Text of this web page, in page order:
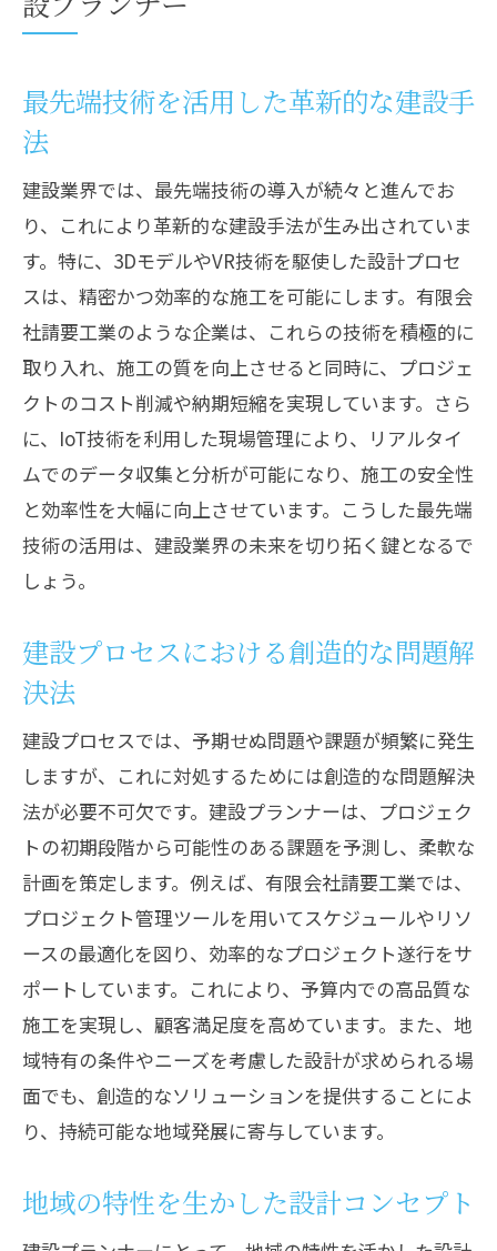
最先端技術を活用した革新的な建設手
法
建設業界では、最先端技術の導入が続々と進んでお
り、これにより革新的な建設手法が生み出されていま
す。特に、3DモデルやVR技術を駆使した設計プロセ
スは、精密かつ効率的な施工を可能にします。有限会
社請要工業のような企業は、これらの技術を積極的に
取り入れ、施工の質を向上させると同時に、プロジェ
クトのコスト削減や納期短縮を実現しています。さら
に、IoT技術を利用した現場管理により、リアルタイ
ムでのデータ収集と分析が可能になり、施工の安全性
と効率性を大幅に向上させています。こうした最先端
技術の活用は、建設業界の未来を切り拓く鍵となるで
しょう。
建設プロセスにおける創造的な問題解
決法
建設プロセスでは、予期せぬ問題や課題が頻繁に発生
しますが、これに対処するためには創造的な問題解決
法が必要不可欠です。建設プランナーは、プロジェク
トの初期段階から可能性のある課題を予測し、柔軟な
計画を策定します。例えば、有限会社請要工業では、
プロジェクト管理ツールを用いてスケジュールやリソ
ースの最適化を図り、効率的なプロジェクト遂行をサ
ポートしています。これにより、予算内での高品質な
施工を実現し、顧客満足度を高めています。また、地
域特有の条件やニーズを考慮した設計が求められる場
面でも、創造的なソリューションを提供することによ
り、持続可能な地域発展に寄与しています。
地域の特性を生かした設計コンセプト